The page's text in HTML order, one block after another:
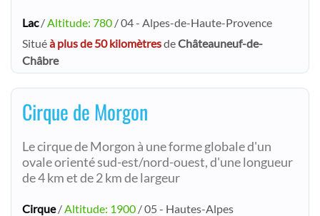
Lac/ Altitude: 780 / 04 - Alpes-de-Haute-Provence
Situéà plus de 50 kilomètresdeChâteauneuf-de-
Châbre
Cirque de Morgon
Le cirque de Morgon à une forme globale d'un
ovale orienté sud-est/nord-ouest, d'une longueur
de 4 km et de 2 km de largeur
Cirque/ Altitude: 1900 / 05 - Hautes-Alpes